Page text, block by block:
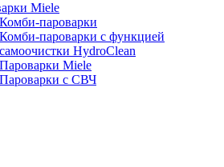
Miele
Комби-пароварки
Комби-пароварки с функцией
самоочистки HydroClean
Пароварки Miele
Пароварки с СВЧ